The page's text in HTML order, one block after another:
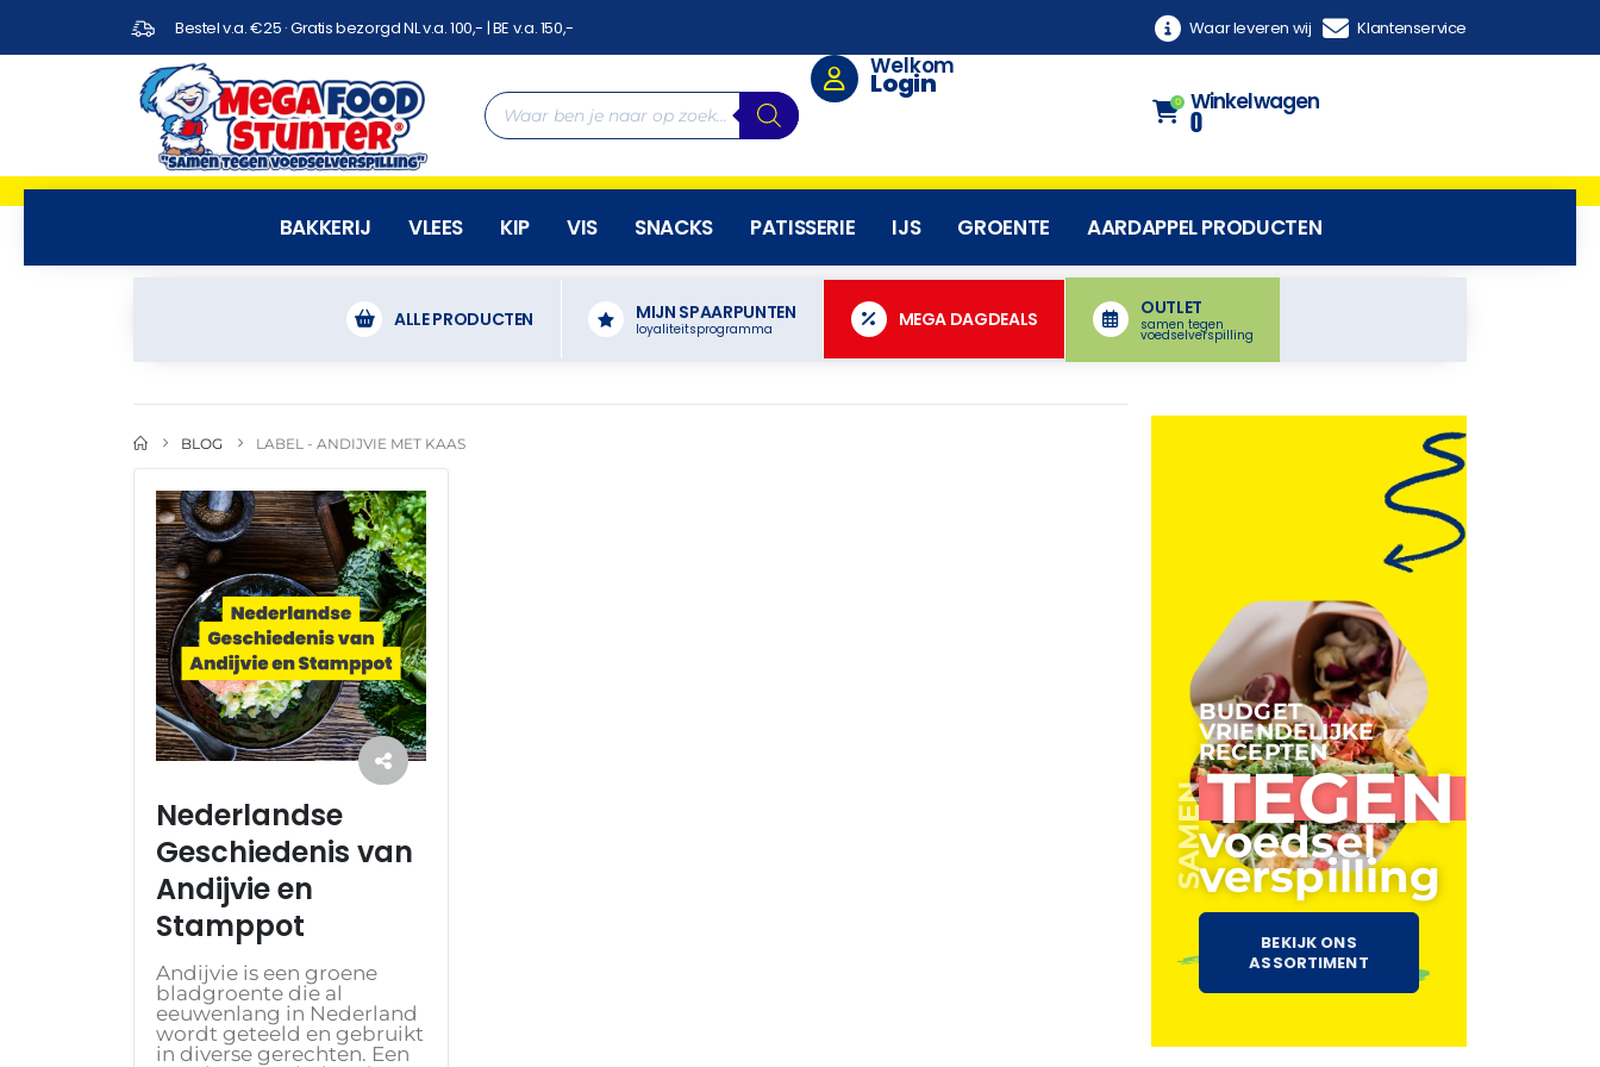
Bestel v.a. €25 · Gratis bezorgd NL v.a. 100,- | BE v.a. 150,- Waar leveren wij Klantenservice
Welkom
Login
0 Winkelwagen
0
BAKKERIJ VLEES KIP VIS SNACKS PATISSERIE IJS GROENTE AARDAPPEL PRODUCTEN
ALLE PRODUCTEN MIJN SPAARPUNTEN
loyaliteitsprogramma MEGA DAGDEALS
OUTLET
samen tegen
voedselverspilling
BLOG LABEL - ANDIJVIE MET KAAS
Nederlandse
Geschiedenis van
Andijvie en
Stamppot
Andijvie is een groene
bladgroente die al
eeuwenlang in Nederland
wordt geteeld en gebruikt
in diverse gerechten. Een
BUDGET
VRIENDELIJKE
RECEPTEN
SAMENTEGEN
voedsel
verspilling
BEKIJK ONS
ASSORTIMENT